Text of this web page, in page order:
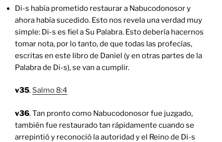
Di-s había prometido restaurar a Nabucodonosor y
ahora había sucedido. Esto nos revela una verdad muy
simple: Di-s es fiel a Su Palabra. Esto debería hacernos
tomar nota, por lo tanto, de que todas las profecías,
escritas en este libro de Daniel (y en otras partes de la
Palabra de Di-s), se van a cumplir.
v35. Salmo 8:4
v36. Tan pronto como Nabucodonosor fue juzgado,
también fue restaurado tan rápidamente cuando se
arrepintió y reconoció la autoridad y el Reino de Di-s